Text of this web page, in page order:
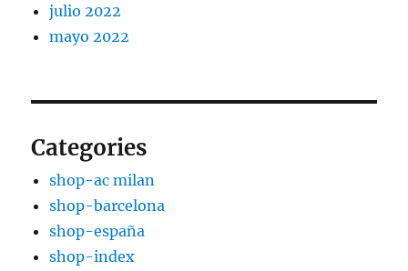
julio 2022
mayo 2022
Categories
shop-ac milan
shop-barcelona
shop-españa
shop-index